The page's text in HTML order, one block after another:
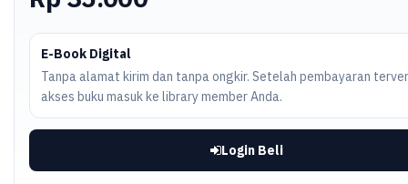
E-Book Digital
Tanpa alamat kirim dan tanpa ongkir. Setelah pembayaran
akses buku masuk ke library member Anda.
Login Beli